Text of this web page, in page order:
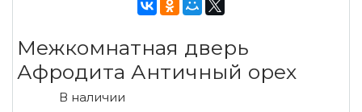
Межкомнатная дверь
Афродита Античный орех
В наличии